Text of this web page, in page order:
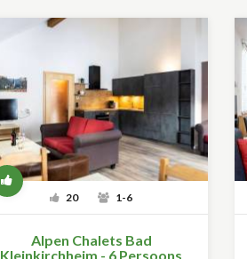
20 1-6
Alpen Chalets Bad
Kleinkirchheim - 6 Persoons